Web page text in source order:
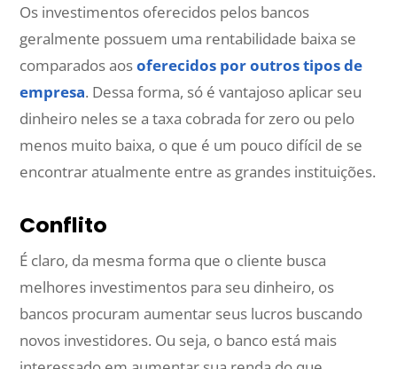
Os investimentos oferecidos pelos bancos
geralmente possuem uma rentabilidade baixa se
comparados aosoferecidos por outros tipos de
empresa. Dessa forma, só é vantajoso aplicar seu
dinheiro neles se a taxa cobrada for zero ou pelo
menos muito baixa, o que é um pouco difícil de se
encontrar atualmente entre as grandes instituições.
Conflito
É claro, da mesma forma que o cliente busca
melhores investimentos para seu dinheiro, os
bancos procuram aumentar seus lucros buscando
novos investidores. Ou seja, o banco está mais